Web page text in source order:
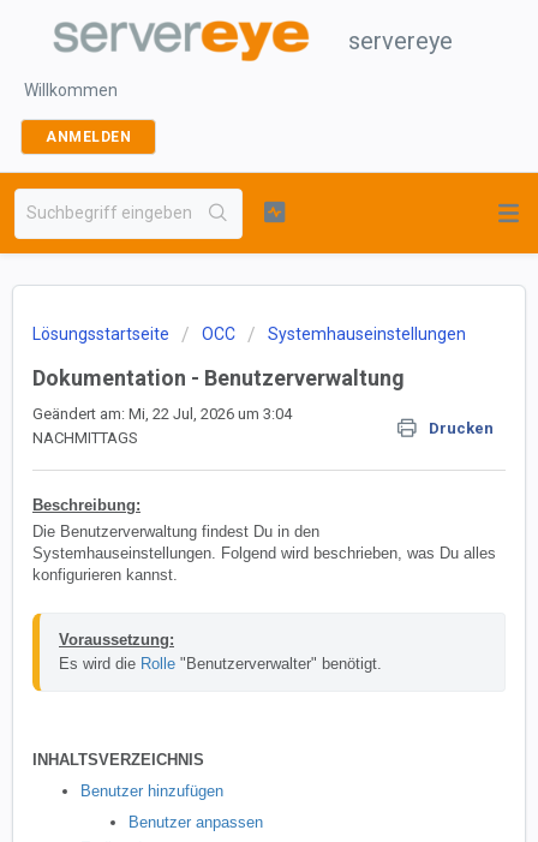
servereye
Willkommen
ANMELDEN
Lösungsstartseite OCC Systemhauseinstellungen
Dokumentation - Benutzerverwaltung
Drucken
Geändert am: Mi, 22 Jul, 2026 um 3:04
NACHMITTAGS
Beschreibung:
Die Benutzerverwaltung findest Du in den
Systemhauseinstellungen. Folgend wird beschrieben, was Du alles
konfigurieren kannst.
Voraussetzung:
Es wird die Rolle "Benutzerverwalter" benötigt.
INHALTSVERZEICHNIS
Benutzer hinzufügen
Benutzer anpassen